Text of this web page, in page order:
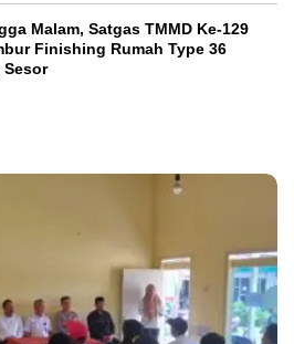
Malam, Satgas TMMD Ke-129
Finishing Rumah Type 36
Sesor